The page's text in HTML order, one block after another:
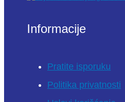
Informacije
Pratite isporuku
Politika privatnosti